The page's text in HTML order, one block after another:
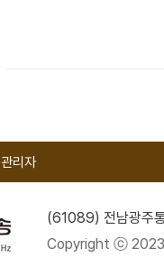
관리자
(61089) 전남광주
Copyright ⓒ 2023